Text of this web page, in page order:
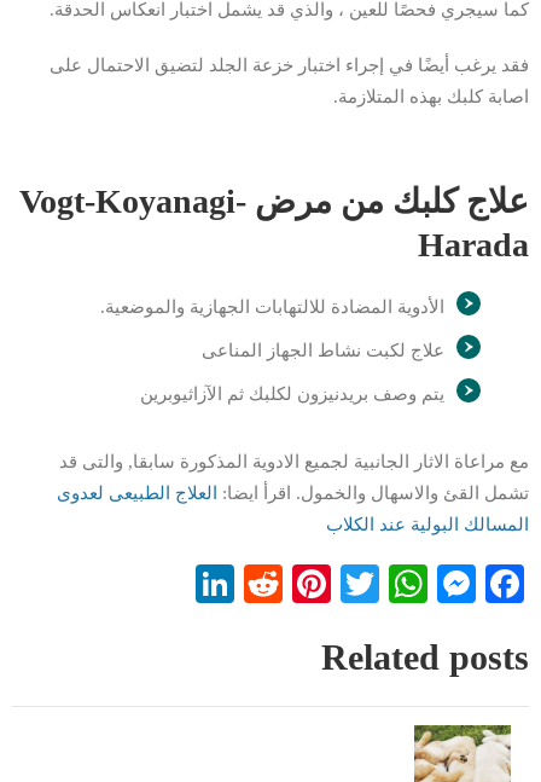
كما سيجري فحصًا للعين ، والذي قد يشمل اختبار انعكاس الحدقة.
فقد يرغب أيضًا في إجراء اختبار خزعة الجلد لتضيق الاحتمال على
اصابة كلبك بهذه المتلازمة.
علاج كلبك من مرض Vogt-Koyanagi-
Harada
الأدوية المضادة للالتهابات الجهازية والموضعية.
علاج لكبت نشاط الجهاز المناعى
يتم وصف بريدنيزون لكلبك ثم الآزاثيوبرين
مع مراعاة الاثار الجانبية لجميع الادوية المذكورة سابقا, والتى قد
تشمل القئ والاسهال والخمول. اقرأ ايضا:
لعلاج الطبيعى لعدوى
المسالك البولية عند الكلاب
Facebook
Messenger
WhatsApp
Twitter
Pinterest
Reddit
Related posts